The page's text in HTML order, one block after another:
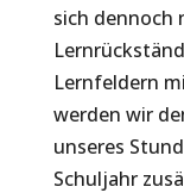
sich dennoch
Lernfeldern
werden wir
unseres
Schuljahr